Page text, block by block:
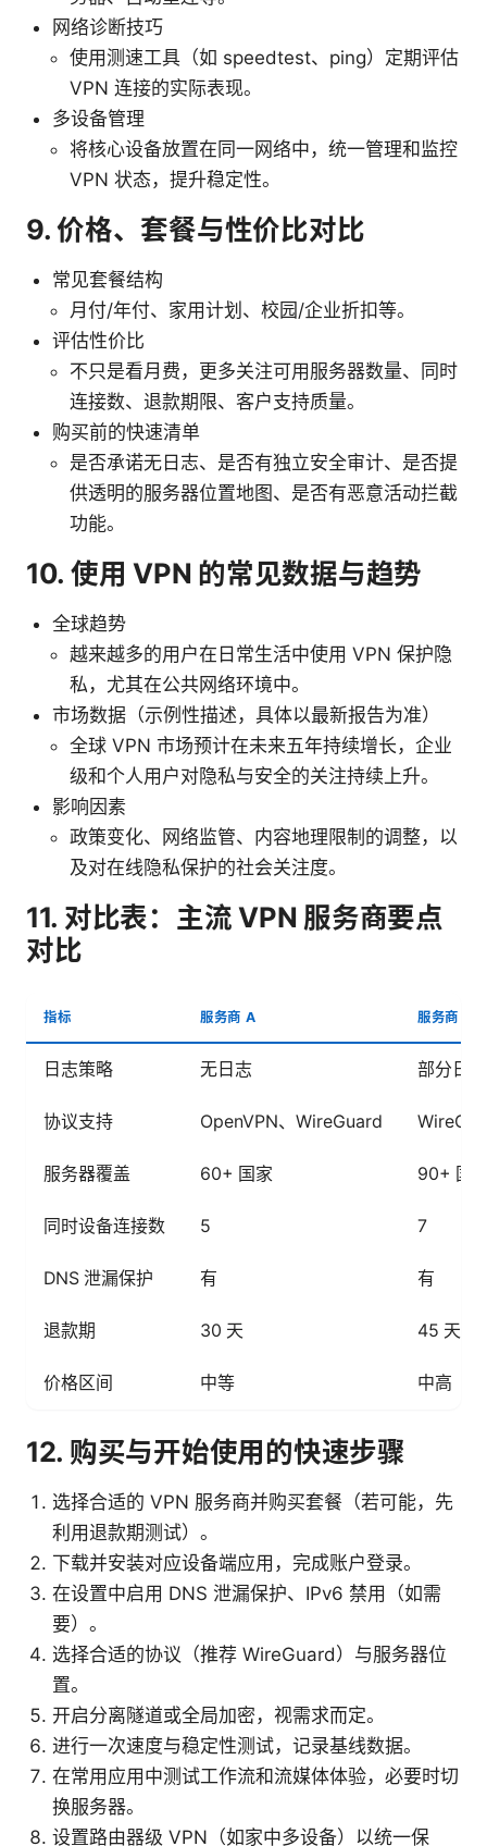
网络诊断技巧
使用测速工具（如 speedtest、ping）定期评估
VPN 连接的实际表现。
多设备管理
将核心设备放置在同一网络中，统一管理和监控
VPN 状态，提升稳定性。
9. 价格、套餐与性价比对比
常见套餐结构
月付/年付、家用计划、校园/企业折扣等。
评估性价比
不只是看月费，更多关注可用服务器数量、同时
连接数、退款期限、客户支持质量。
购买前的快速清单
是否承诺无日志、是否有独立安全审计、是否提
供透明的服务器位置地图、是否有恶意活动拦截
功能。
10. 使用 VPN 的常见数据与趋势
全球趋势
越来越多的用户在日常生活中使用 VPN 保护隐
私，尤其在公共网络环境中。
市场数据（示例性描述，具体以最新报告为准）
全球 VPN 市场预计在未来五年持续增长，企业
级和个人用户对隐私与安全的关注持续上升。
影响因素
政策变化、网络监管、内容地理限制的调整，以
及对在线隐私保护的社会关注度。
11. 对比表：主流 VPN 服务商要点
对比
指标 服务商 A 服务商 B
日志策略 无日志 部分日
协议支持 OpenVPN、WireGuard
服务器覆盖 60+ 国家 90+ 国
同时设备连接数 5 7
DNS 泄漏保护 有 有
退款期 30 天 45 天
价格区间 中等 中高
12. 购买与开始使用的快速步骤
选择合适的 VPN 服务商并购买套餐（若可能，先
利用退款期测试）。
下载并安装对应设备端应用，完成账户登录。
在设置中启用 DNS 泄漏保护、IPv6 禁用（如需
要）。
选择合适的协议（推荐 WireGuard）与服务器位
置。
开启分离隧道或全局加密，视需求而定。
进行一次速度与稳定性测试，记录基线数据。
在常用应用中测试工作流和流媒体体验，必要时切
换服务器。
设置路由器级 VPN（如家中多设备）以统一保